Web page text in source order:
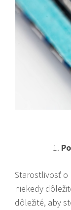
Starostlivosť o
niekedy
dôležité, aby